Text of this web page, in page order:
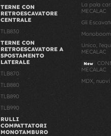
TERNE CON
RETROESCAVATORE
CENTRALE
TLB830
TERNE CON
RETROESCAVATORE A
SPOSTAMENTO
LATERALE
TLB870
TLB880
TLB890
TLB990
RULLI
COMPATTATORI
MONOTAMBURO
La pala
MECALAC
Gli
Unico,
MECALAC
New
MECALAC
MDX,